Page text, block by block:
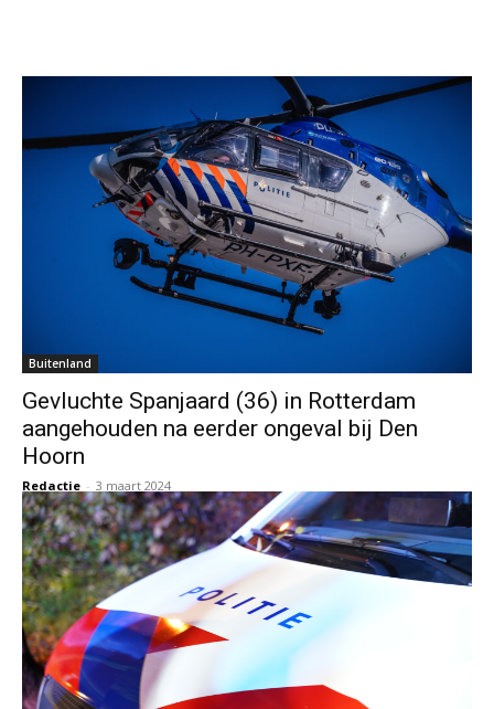
Buitenland
Gevluchte Spanjaard (36) in Rotterdam
aangehouden na eerder ongeval bij Den
Hoorn
Redactie - 3 maart 2024